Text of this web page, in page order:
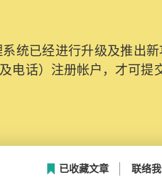
统已经进行升级及推出
电话）注册帐户，才可提
已收藏文章 联络